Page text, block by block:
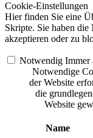
Cookie-Einstellungen
Hier finden Sie eine
Skripte. Sie haben
akzeptieren oder zu
Notwendig Immer
Notwendige
der Website
die
Website
Name